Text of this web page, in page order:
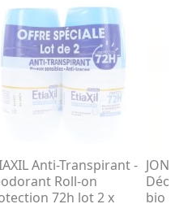
Anti-Transpirant -
Roll-on
72h lot 2 x
bio